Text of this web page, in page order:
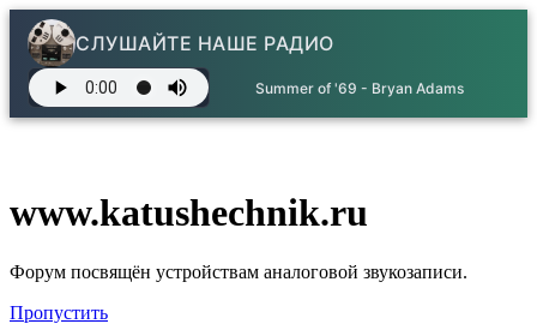
СЛУШАЙТЕ НАШЕ РАДИО
Summer of '69 - Bryan Adams
www.katushechnik.ru
Форум посвящён устройствам аналоговой звукозаписи.
Пропустить